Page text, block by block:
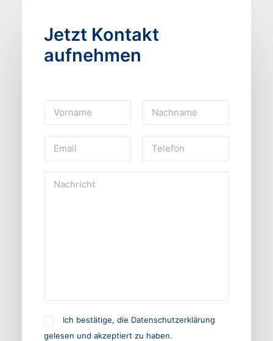
Jetzt Kontakt
aufnehmen
leave
field
Ich bestätige, die Datenschutzerklärung
gelesen und akzeptiert zu haben.